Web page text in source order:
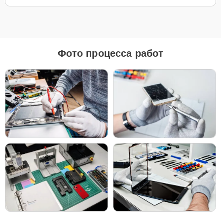
Как выбрать подходящие запчасти:
Если ваше устройство планируется использовать
длительное время, оригинальные запчасти — это
лучший выбор для обеспечения максимальной
совместимости и надежности.
Если планируется обновление устройства в
ближайшее время, можно рассмотреть установку
качественных аналогов для экономии, сохраняя
при этом высокие стандарты надежности.
Независимо от выбора, мы уверены в качестве всех деталей —
будь то оригинальные запчасти или надежные аналоги от
проверенных производителей.
Чтобы начать ремонт, просто позвоните по телефону +7 (958)
295-29-36 или оставьте
Заявку на сайте. Наш специалист
Фото процесса работ